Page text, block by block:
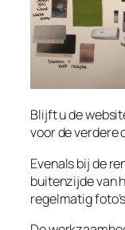
Blijft u de
voor de verdere
Evenals bij de
buitenzijde van
regelmatig